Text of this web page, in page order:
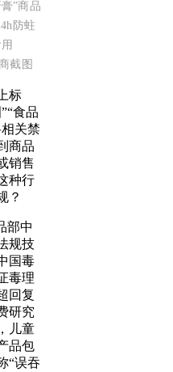
”商品
防蛀
截图
标
食品
关禁
商品
销售
种行
？
部中
规技
国毒
毒理
回复
研究
儿童
品包
“误吞